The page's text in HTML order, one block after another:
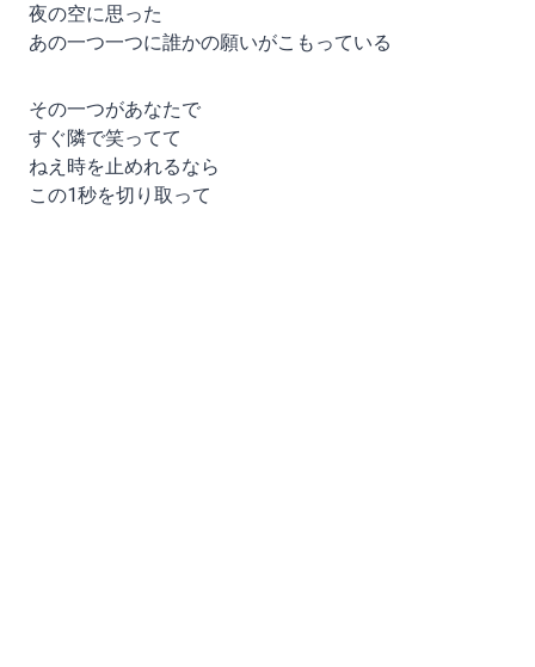
夜の空に思った
あの一つ一つに誰かの願いがこもっている
その一つがあなたで
すぐ隣で笑ってて
ねえ時を止めれるなら
この1秒を切り取って